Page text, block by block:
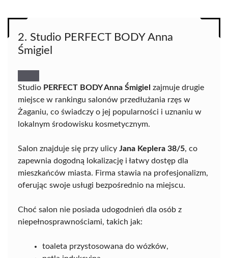
2. Studio PERFECT BODY Anna
Śmigiel
Studio PERFECT BODY Anna Śmigiel zajmuje drugie
miejsce w rankingu salonów przedłużania rzęs w
Żaganiu, co świadczy o jej popularności i uznaniu w
lokalnym środowisku kosmetycznym.
Salon znajduje się przy ulicy Jana Keplera 38/5, co
zapewnia dogodną lokalizację i łatwy dostęp dla
mieszkańców miasta. Firma stawia na profesjonalizm,
oferując swoje usługi bezpośrednio na miejscu.
Choć salon nie posiada udogodnień dla osób z
niepełnosprawnościami, takich jak:
toaleta przystosowana do wózków,